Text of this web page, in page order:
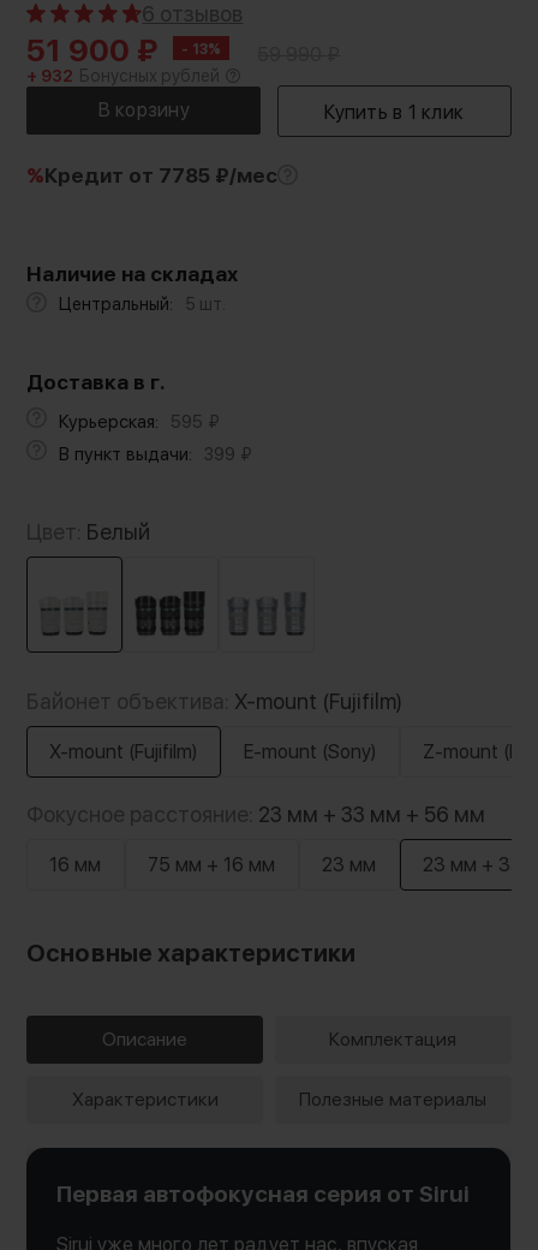
6 отзывов
51 900 ₽ - 13%
+ 932 Бонусных рублей
%Кредит от 7785 ₽/мес
Наличие на складах
Центральный: 5 шт.
Доставка в г.
Курьерская: 595 ₽
В пункт выдачи:
399 ₽
Цвет: Белый
Байонет объектива: X-mount (Fujifilm)
X-mount (Fujifilm) E-mount (Sony) Z-mount
Фокусное расстояние: 23 мм + 33 мм + 56 мм
16 мм 75 мм + 16 мм 23 мм 23 мм + 33
Основные характеристики
Описание Комплектация
Характеристики Полезные материалы
Первая автофокусная серия от Sirui
Sirui уже много лет радует нас, впуская